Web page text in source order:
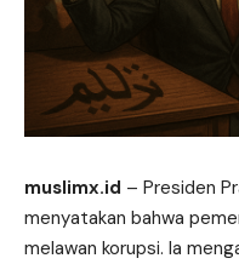
muslimx.id – Presiden
menyatakan bahwa
melawan korupsi. Ia